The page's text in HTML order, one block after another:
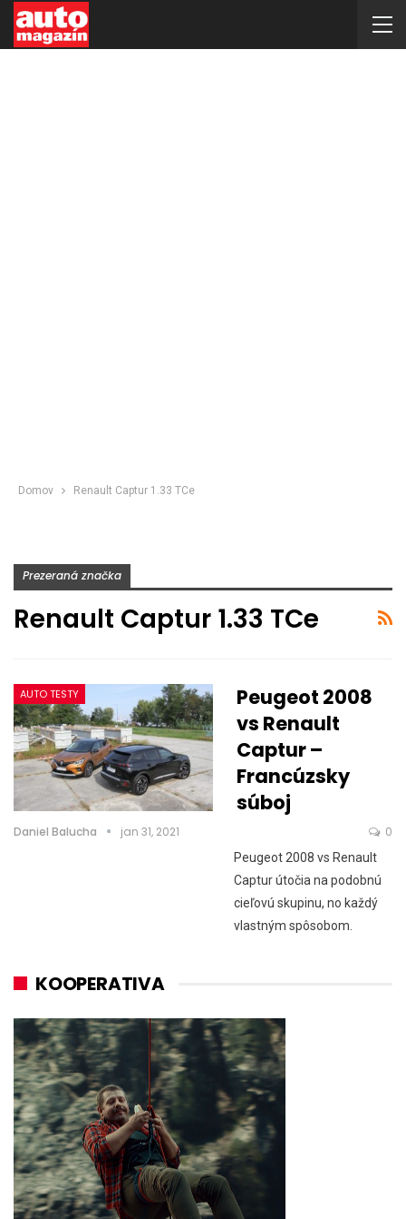
Domov Renault Captur 1.33 TCe
Prezeraná značka
Renault Captur 1.33 TCe
AUTO TESTY
Peugeot 2008
vs Renault
Captur –
Francúzsky
súboj
Daniel Balucha jan 31, 2021 0
Peugeot 2008 vs Renault
Captur útočia na podobnú
cieľovú skupinu, no každý
vlastným spôsobom.
KOOPERATIVA